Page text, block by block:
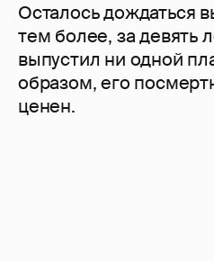
Осталось дождаться
тем более, за девять
выпустил ни одной
образом, его
ценен.